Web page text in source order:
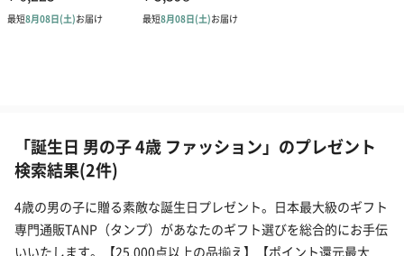
「誕生日 男の子 4歳 ファッション」のプレゼント
検索結果(2件)
4歳の男の子に贈る素敵な誕生日プレゼント。日本最大級のギフト
専門通販TANP（タンプ）があなたのギフト選びを総合的にお手伝
いいたします。【25,000点以上の品揃え】【ポイント還元最大